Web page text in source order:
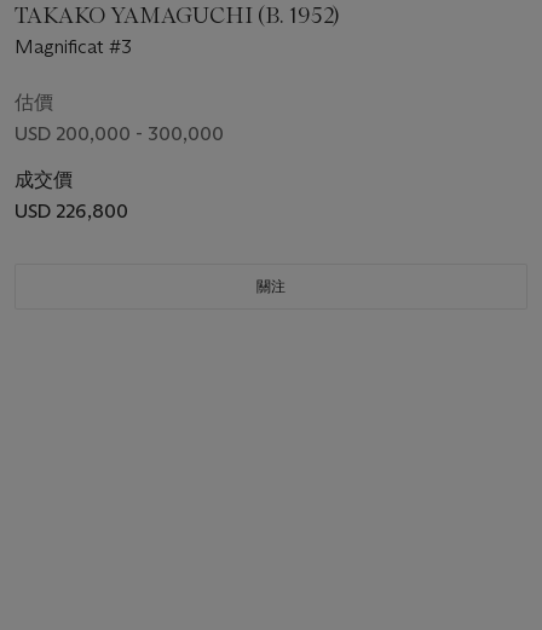
TAKAKO YAMAGUCHI (B. 1952)
Magnificat #3
估價
USD 200,000 - 300,000
成交價
USD 226,800
關注